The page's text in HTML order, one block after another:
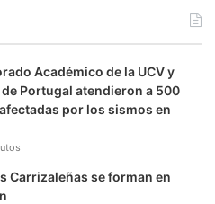
b
e
g
r
a
r
a
m
k
Académico de la UCV y
de Portugal atendieron a 500
por los sismos en
Carrizaleñas se forman en